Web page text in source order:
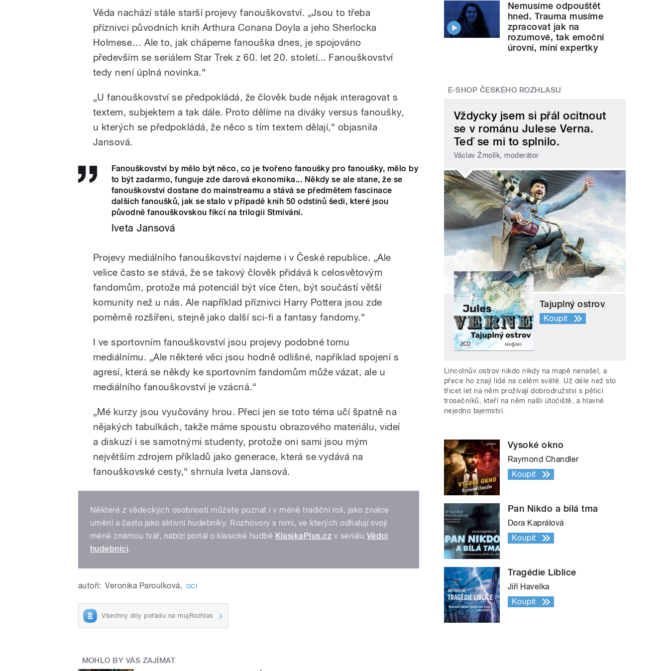
Věda nachází stále starší projevy fanouškovství. „Jsou to třeba
příznivci původních knih Arthura Conana Doyla a jeho Sherlocka
Holmese… Ale to, jak chápeme fanouška dnes, je spojováno
především se seriálem Star Trek z 60. let 20. století... Fanouškovství
tedy není úplná novinka.“
„U fanouškovství se předpokládá, že člověk bude nějak interagovat s
textem, subjektem a tak dále. Proto dělíme na diváky versus fanoušky,
u kterých se předpokládá, že něco s tím textem dělají,“ objasnila
Jansová.
Fanouškovství by mělo být něco, co je tvořeno fanoušky pro fanoušky, mělo by
to být zadarmo, funguje zde darová ekonomika... Někdy se ale stane, že se
fanouškovství dostane do mainstreamu a stává se předmětem fascinace
dalších fanoušků, jak se stalo v případě knih 50 odstínů šedi, které jsou
původně fanouškovskou fikcí na trilogii Stmívání.
Iveta Jansová
Projevy mediálního fanouškovství najdeme i v České republice. „Ale
velice často se stává, že se takový člověk přidává k celosvětovým
fandomům, protože má potenciál být více čten, být součástí větší
komunity než u nás. Ale například příznivci Harry Pottera jsou zde
poměrně rozšířeni, stejně jako další sci-fi a fantasy fandomy.“
I ve sportovním fanouškovství jsou projevy podobné tomu
mediálnímu. „Ale některé věci jsou hodně odlišné, například spojení s
agresí, která se někdy ke sportovním fandomům může vázat, ale u
mediálního fanouškovství je vzácná.“
„Mé kurzy jsou vyučovány hrou. Přeci jen se toto téma učí špatně na
nějakých tabulkách, takže máme spoustu obrazového materiálu, videí
a diskuzí i se samotnými studenty, protože oni sami jsou mým
největším zdrojem příkladů jako generace, která se vydává na
fanouškovské cesty,“ shrnula Iveta Jansová.
Některé z vědeckých osobností můžete poznat i v méně tradiční roli, jako znalce
umění a často jako aktivní hudebníky. Rozhovory s nimi, ve kterých odhalují svoji
méně známou tvář, nabízí portál o klasické hudbě KlasikaPlus.cz v seriálu Vědci
hudebníci.
autoři: Veronika Paroulková, oci
Všechny díly pořadu na mujRozhlas
MOHLO BY VÁS ZAJÍMAT
Nemusíme odpouštět
hned. Trauma musíme
zpracovat jak na
rozumové, tak emoční
úrovni, míní expertky
E-SHOP ČESKÉHO ROZHLASU
Vždycky jsem si přál ocitnout
se v románu Julese Verna.
Teď se mi to splnilo.
Václav Žmolík, moderátor
Tajuplný ostrov
Koupit
Lincolnův ostrov nikdo nikdy na mapě nenašel, a
přece ho znají lidé na celém světě. Už déle než sto
třicet let na něm prožívají dobrodružství s pěticí
trosečníků, kteří na něm našli útočiště, a hlavně
nejedno tajemství.
Vysoké okno
Raymond Chandler
Koupit
Pan Nikdo a bílá tma
Dora Kaprálová
Koupit
Tragédie Liblice
Jiří Havelka
Koupit